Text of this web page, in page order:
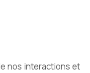
nos interactions et